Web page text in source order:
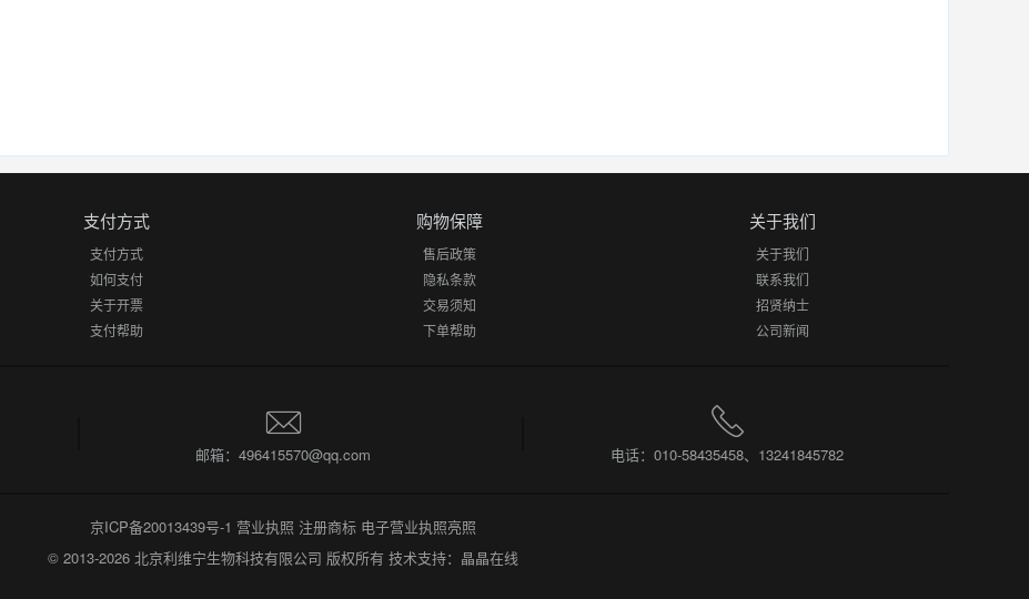
支付方式
支付方式
如何支付
关于开票
支付帮助
购物保障
售后政策
隐私条款
交易须知
下单帮助
关于我们
关于我们
联系我们
招贤纳士
公司新闻
邮箱：496415570@qq.com 电话：010-58435458、13241845782
京ICP备20013439号-1 营业执照 注册商标 电子营业执照亮照
© 2013-2026 北京利维宁生物科技有限公司 版权所有 技术支持： 晶晶在线